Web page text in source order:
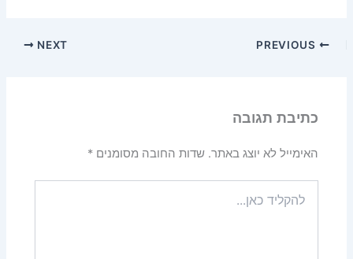
NEXT
כתיבת תגובה
האימייל לא יוצג באתר. שדות החובה מסומנים*
כאן...